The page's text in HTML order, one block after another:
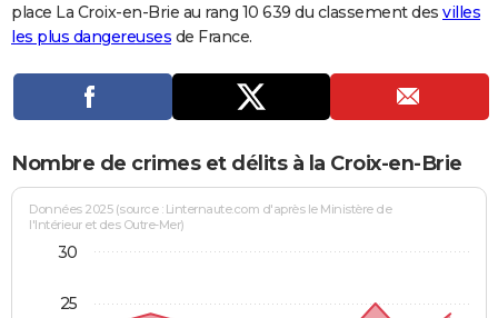
COPAINS D'AVANT
S'inscrire
Se connecter
Lycées
Collèges
Primaires
Universités
Entreprises
Service militaire
Avis de recherche
AVIS DE DÉCÈS
FORUM
Bricolage
Lifestyle
Culture
Sport
Auto
Television
Voyage
Cinema
place La Croix-en-Brie au rang 10 639 du classement des villes
les plus dangereuses de France.
Nombre de crimes et délits à la Croix-en-Brie
Données 2025 (source : Linternaute.com d'après le Ministère de
l'Intérieur et des Outre-Mer)
25
30